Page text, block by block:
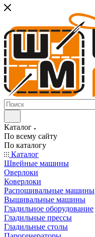
Каталог
По всему сайту
По каталогу
Каталог
Швейные машины
Оверлоки
Коверлоки
Распошивальные машины
Вышивальные машины
Гладильное оборудование
Гладильные прессы
Гладильные столы